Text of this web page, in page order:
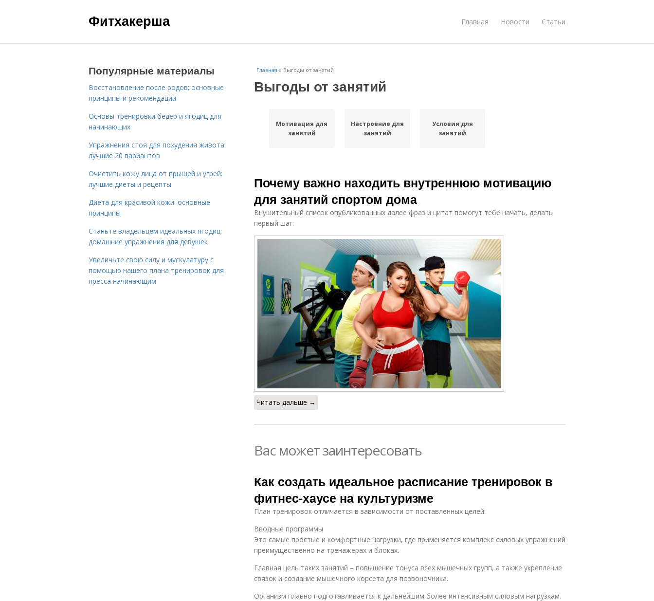
Фитхакерша Главная Новости Статьи
Главная » Выгоды от занятий
Выгоды от занятий
Мотивация для
занятий
Настроение для
занятий
Условия для
занятий
Почему важно находить внутреннюю мотивацию
для занятий спортом дома
Внушительный список опубликованных далее фраз и цитат помогут тебе начать, делать
первый шаг:
Читать дальше →
Вас может заинтересовать
Как создать идеальное расписание тренировок в
фитнес-хаусе на культуризме
План тренировок отличается в зависимости от поставленных целей:
Вводные программы
Это самые простые и комфортные нагрузки, где применяется комплекс силовых упражнений
преимущественно на тренажерах и блоках.
Главная цель таких занятий – повышение тонуса всех мышечных групп, а также укрепление
связок и создание мышечного корсета для позвоночника.
Организм плавно подготавливается к дальнейшим более интенсивным силовым нагрузкам.
Популярные материалы
Восстановление после родов: основные
принципы и рекомендации
Основы тренировки бедер и ягодиц для
начинающих
Упражнения стоя для похудения живота:
лучшие 20 вариантов
Очистить кожу лица от прыщей и угрей:
лучшие диеты и рецепты
Диета для красивой кожи: основные
принципы
Станьте владельцем идеальных ягодиц:
домашние упражнения для девушек
Увеличьте свою силу и мускулатуру с
помощью нашего плана тренировок для
пресса начинающим